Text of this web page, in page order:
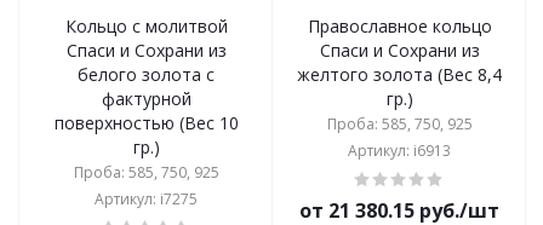
Кольцо с молитвой
Спаси и Сохрани из
белого золота с
фактурной
поверхностью (Вес 10
гр.)
Проба: 585, 750, 925
Артикул: i7275
Православное кольцо
Спаси и Сохрани из
желтого золота (Вес 8,4
гр.)
Проба: 585, 750, 925
Артикул: i6913
от 21 380.15 руб./шт